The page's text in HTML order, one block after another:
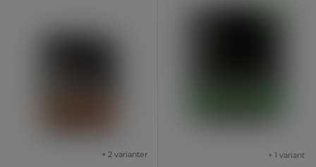
+ 2 varianter + 1 variant